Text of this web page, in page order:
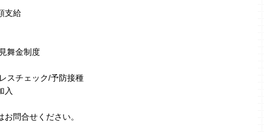
支給
舞金制度
スチェック/予防接種
入
問合せください。